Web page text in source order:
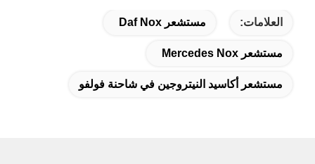
العلامات: مستشعر Daf Nox
مستشعر Mercedes Nox
مستشعر أكاسيد النيتروجين في شاحنة فولفو